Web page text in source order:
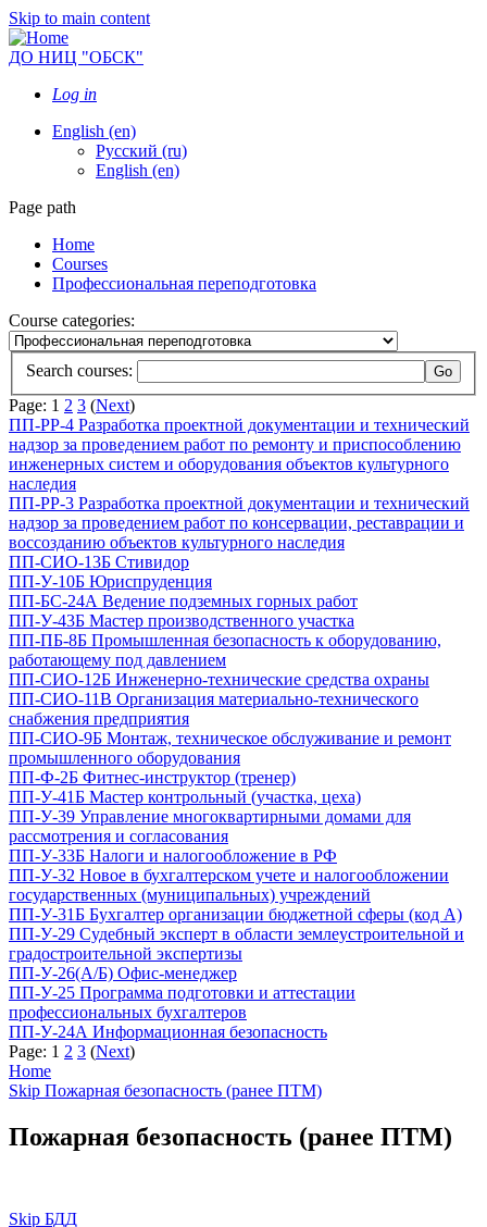
Skip to main content
ДО НИЦ "ОБСК"
Log in
English ‎(en)‎
Русский ‎(ru)‎
English ‎(en)‎
Page path
Home
Courses
Профессиональная переподготовка
Course categories:
Search courses:
Page: 1 2 3 (Next)
ПП-РР-4 Разработка проектной документации и технический
надзор за проведением работ по ремонту и приспособлению
инженерных систем и оборудования объектов культурного
наследия
ПП-РР-3 Разработка проектной документации и технический
надзор за проведением работ по консервации, реставрации и
воссозданию объектов культурного наследия
ПП-СИО-13Б Стивидор
ПП-У-10Б Юриспруденция
ПП-БС-24А Ведение подземных горных работ
ПП-У-43Б Мастер производственного участка
ПП-ПБ-8Б Промышленная безопасность к оборудованию,
работающему под давлением
ПП-СИО-12Б Инженерно-технические средства охраны
ПП-СИО-11В Организация материально-технического
снабжения предприятия
ПП-СИО-9Б Монтаж, техническое обслуживание и ремонт
промышленного оборудования
ПП-Ф-2Б Фитнес-инструктор (тренер)
ПП-У-41Б Мастер контрольный (участка, цеха)
ПП-У-39 Управление многоквартирными домами для
рассмотрения и согласования
ПП-У-33Б Налоги и налогообложение в РФ
ПП-У-32 Новое в бухгалтерском учете и налогообложении
государственных (муниципальных) учреждений
ПП-У-31Б Бухгалтер организации бюджетной сферы (код А)
ПП-У-29 Судебный эксперт в области землеустроительной и
градостроительной экспертизы
ПП-У-26(А/Б) Офис-менеджер
ПП-У-25 Программа подготовки и аттестации
профессиональных бухгалтеров
ПП-У-24А Информационная безопасность
Page: 1 2 3 (Next)
Home
Skip Пожарная безопасность (ранее ПТМ)
Пожарная безопасность (ранее ПТМ)
Skip БДД